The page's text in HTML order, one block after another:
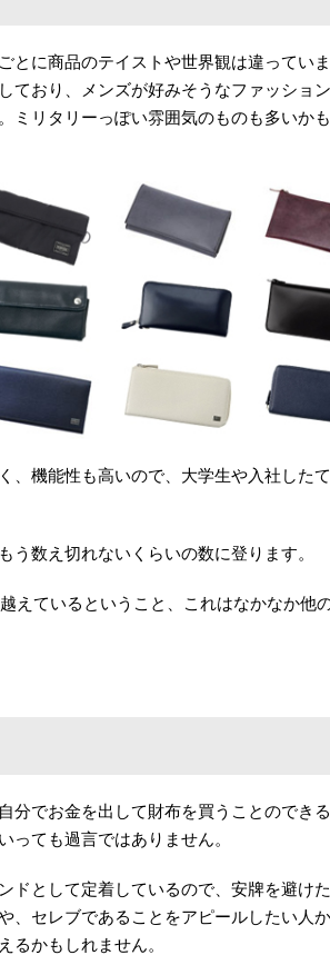
に商品のテイストや世界観は違っていま
ており、メンズが好みそうなファッショ
ミリタリーっぽい雰囲気のものも多いか
、機能性も高いので、大学生や入社した
数え切れないくらいの数に登ります。
えているということ、これはなかなか他
分でお金を出して財布を買うことのでき
っても過言ではありません。
ドとして定着しているので、安牌を避け
、セレブであることをアピールしたい人
るかもしれません。